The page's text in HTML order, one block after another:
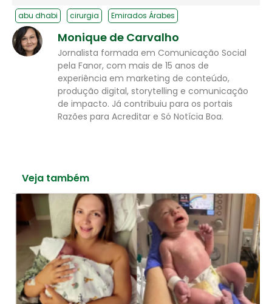
abu dhabi cirurgia Emirados Árabes
Monique de Carvalho
Jornalista formada em Comunicação Social
pela Fanor, com mais de 15 anos de
experiência em marketing de conteúdo,
produção digital, storytelling e comunicação
de impacto. Já contribuiu para os portais
Razões para Acreditar e Só Notícia Boa.
Veja também